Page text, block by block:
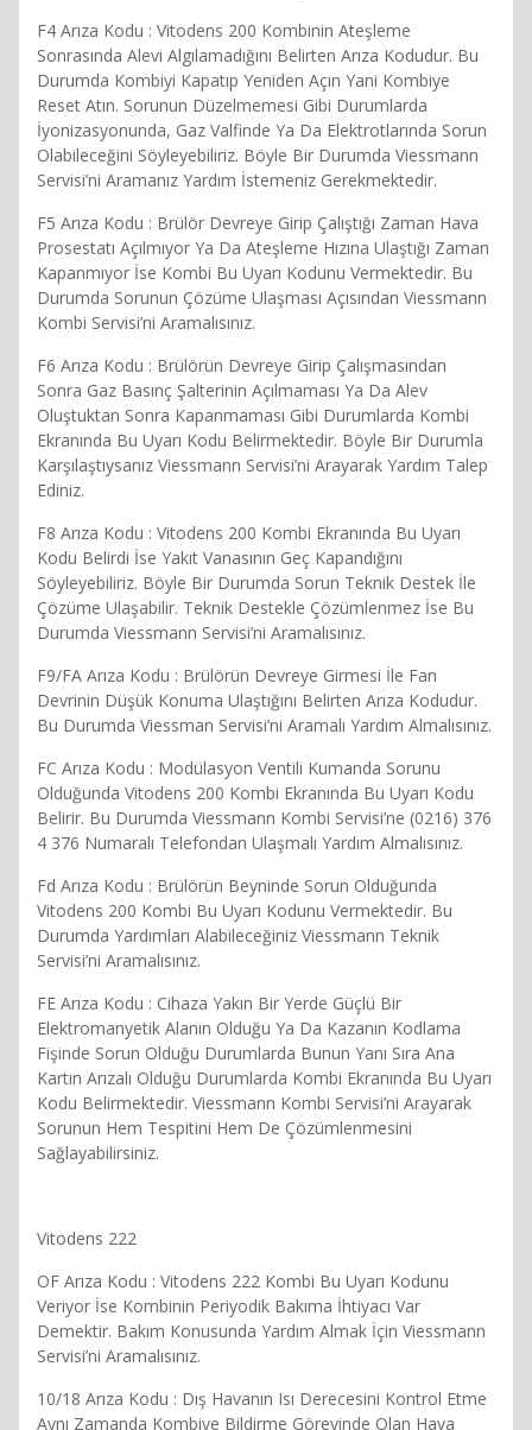
F4 Arıza Kodu : Vitodens 200 Kombinin Ateşleme
Sonrasında Alevi Algılamadığını Belirten Arıza Kodudur. Bu
Durumda Kombiyi Kapatıp Yeniden Açın Yani Kombiye
Reset Atın. Sorunun Düzelmemesi Gibi Durumlarda
İyonizasyonunda, Gaz Valfinde Ya Da Elektrotlarında Sorun
Olabileceğini Söyleyebiliriz. Böyle Bir Durumda Viessmann
Servisi’ni Aramanız Yardım İstemeniz Gerekmektedir.
F5 Arıza Kodu : Brülör Devreye Girip Çalıştığı Zaman Hava
Prosestatı Açılmıyor Ya Da Ateşleme Hızına Ulaştığı Zaman
Kapanmıyor İse Kombi Bu Uyarı Kodunu Vermektedir. Bu
Durumda Sorunun Çözüme Ulaşması Açısından Viessmann
Kombi Servisi’ni Aramalısınız.
F6 Arıza Kodu : Brülörün Devreye Girip Çalışmasından
Sonra Gaz Basınç Şalterinin Açılmaması Ya Da Alev
Oluştuktan Sonra Kapanmaması Gibi Durumlarda Kombi
Ekranında Bu Uyarı Kodu Belirmektedir. Böyle Bir Durumla
Karşılaştıysanız Viessmann Servisi’ni Arayarak Yardım Talep
Ediniz.
F8 Arıza Kodu : Vitodens 200 Kombi Ekranında Bu Uyarı
Kodu Belirdi İse Yakıt Vanasının Geç Kapandığını
Söyleyebiliriz. Böyle Bir Durumda Sorun Teknik Destek İle
Çözüme Ulaşabilir. Teknik Destekle Çözümlenmez İse Bu
Durumda Viessmann Servisi’ni Aramalısınız.
F9/FA Arıza Kodu : Brülörün Devreye Girmesi İle Fan
Devrinin Düşük Konuma Ulaştığını Belirten Arıza Kodudur.
Bu Durumda Viessman Servisi’ni Aramalı Yardım Almalısınız.
FC Arıza Kodu : Modülasyon Ventili Kumanda Sorunu
Olduğunda Vitodens 200 Kombi Ekranında Bu Uyarı Kodu
Belirir. Bu Durumda Viessmann Kombi Servisi’ne (0216) 376
4 376 Numaralı Telefondan Ulaşmalı Yardım Almalısınız.
Fd Arıza Kodu : Brülörün Beyninde Sorun Olduğunda
Vitodens 200 Kombi Bu Uyarı Kodunu Vermektedir. Bu
Durumda Yardımları Alabileceğiniz Viessmann Teknik
Servisi’ni Aramalısınız.
FE Arıza Kodu : Cihaza Yakın Bir Yerde Güçlü Bir
Elektromanyetik Alanın Olduğu Ya Da Kazanın Kodlama
Fişinde Sorun Olduğu Durumlarda Bunun Yanı Sıra Ana
Kartın Arızalı Olduğu Durumlarda Kombi Ekranında Bu Uyarı
Kodu Belirmektedir. Viessmann Kombi Servisi’ni Arayarak
Sorunun Hem Tespitini Hem De Çözümlenmesini
Sağlayabilirsiniz.
Vitodens 222
OF Arıza Kodu : Vitodens 222 Kombi Bu Uyarı Kodunu
Veriyor İse Kombinin Periyodik Bakıma İhtiyacı Var
Demektir. Bakım Konusunda Yardım Almak İçin Viessmann
Servisi’ni Aramalısınız.
10/18 Arıza Kodu : Dış Havanın Isı Derecesini Kontrol Etme
Aynı Zamanda Kombiye Bildirme Görevinde Olan Hava